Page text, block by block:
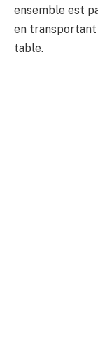
ensemble est
en
table.